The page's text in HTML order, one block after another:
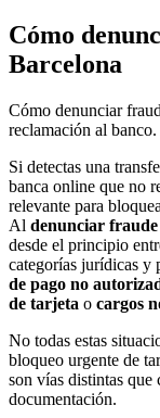
Cómo
Barcelona
Cómo denunciar
reclamación al
Si detectas una
banca online que no
relevante para
Al denunciar
desde el principio
categorías jurídicas y
de pago no
de tarjeta o cargos
No todas estas
bloqueo urgente de
son vías distintas
documentación.